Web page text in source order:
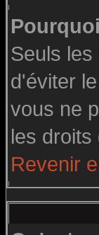
Seuls
d'éviter
vous ne
les droits
Revenir